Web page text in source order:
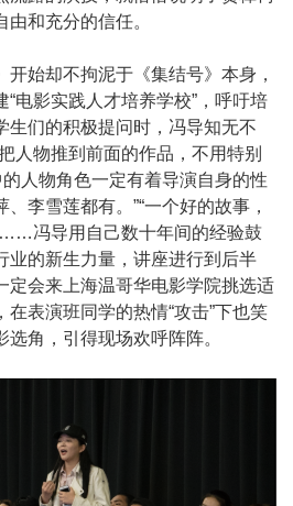
Events
和充分的信任。
始却不拘泥于《集结号》本身，
电影实践人才培养学校”，呼吁培
生们的积极提问时，冯导知无不
人物推到前面的作品，不用特别
的人物角色一定有着导演自身的性
李雪莲都有。”“一个好的故事，
冯导用自己数十年间的经验鼓
业的新生力量，讲座进行到后半
定会来上海温哥华电影学院挑选适
表演班同学的热情“攻击”下也笑
角，引得现场欢呼阵阵。